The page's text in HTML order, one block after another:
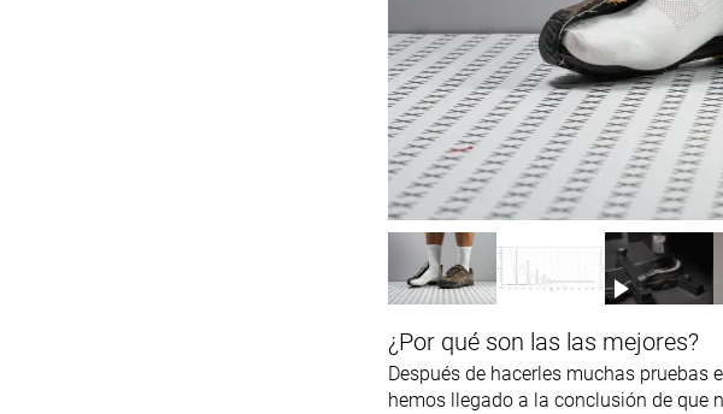
¿Por qué son las las mejores?
Después de hacerles muchas
hemos llegado a la conclusión de que